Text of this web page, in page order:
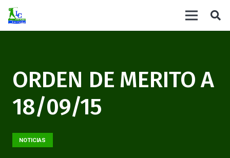
ORDEN DE MERITO A
18/09/15
NOTICIAS